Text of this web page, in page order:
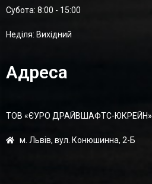
Суботa: 8:00 - 15:00
Неділя: Вихідний
Адреса
ТОВ «ЄУРО ДРАЙВШАФТC-ЮКРЕЙН»
м. Львів, вул. Конюшинна, 2-Б